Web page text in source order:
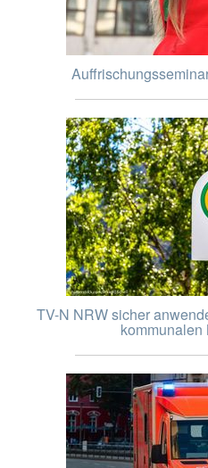
TV-N NRW sicher
kommunalen